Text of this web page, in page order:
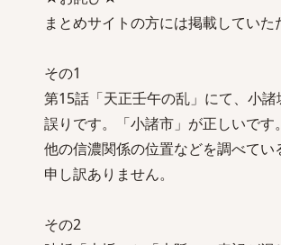
まとめサイトの方には掲載していた
その1
第15話「天正壬午の乱」にて、小諸
誤りです。「小諸市」が正しいです。
他の信濃関係の位置などを調べてい
申し訳ありません。
その2